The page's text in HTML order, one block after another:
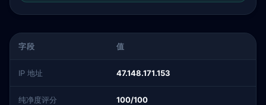
字段 值
IP 地址 47.148.171.153
纯净度评分 100/100